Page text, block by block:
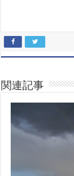
関連記事